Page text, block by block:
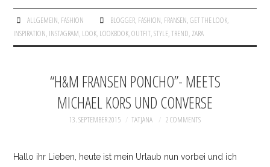
INTERIOR
KNITWEAR
PANTS & DENIM
SHOES
ALLGEMEIN, FASHION BLOGGER, FASHION, FRANSEN,GET THE LOOK,
INSPIRATION, INSTAGRAM, LOOK, LOOKBOOK,OUTFIT,STYLE,TREND, ZARA
“H&M FRANSEN PONCHO”- MEETS
MICHAEL KORS UND CONVERSE
13. SEPTEMBER 2015 TATJANA 2 COMMENTS
Hallo ihr Lieben, heute ist mein Urlaub nun vorbei und ich